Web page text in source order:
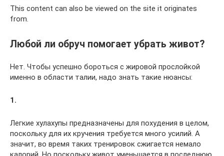
This content can also be viewed on the site it originates
from.
Любой ли обруч помогает убрать живот?
Нет. Чтобы успешно бороться с жировой прослойкой
именно в области талии, надо знать такие нюансы:
1.
Легкие хулахупы предназначены для похудения в целом,
поскольку для их кручения требуется много усилий. А
значит, во время таких тренировок сжигается немало